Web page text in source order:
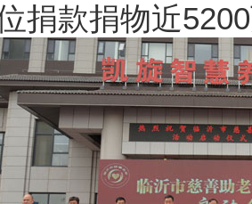
捐款捐物近